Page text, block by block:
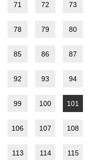
71 72 73
78 79 80
85 86 87
92 93 94
99 100 101
106 107 108
113 114 115